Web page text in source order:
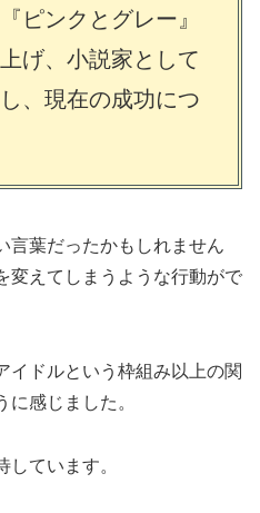
ピンクとグレー』
げ、小説家として
、現在の成功につ
言葉だったかもしれません
変えてしまうような行動がで
イドルという枠組み以上の関
感じました。
ています。